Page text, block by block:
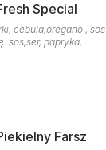
Special
cebula,oregano , sos
papryka,
Farsz